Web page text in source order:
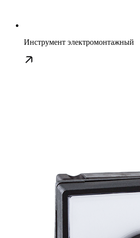
Инструмент электромонтажный